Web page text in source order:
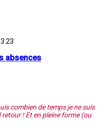
absences
combien de temps je ne suis
! Et en pleine forme (ou